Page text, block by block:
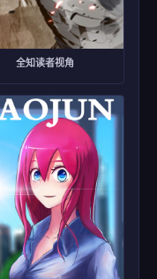
全知读者视角